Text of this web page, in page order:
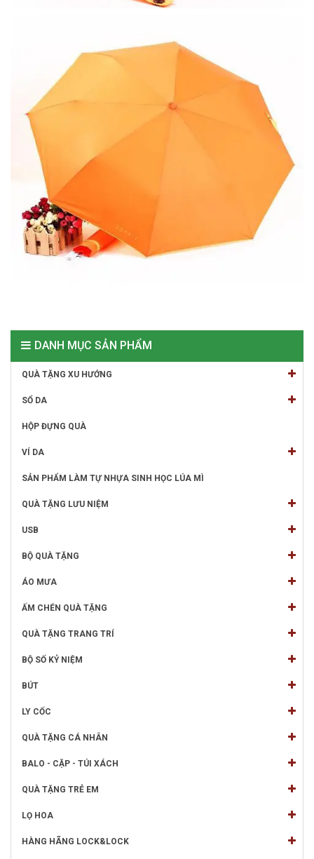
DANH MỤC SẢN PHẨM
QUÀ TẶNG XU HƯỚNG
SỔ DA
HỘP ĐỰNG QUÀ
VÍ DA
SẢN PHẨM LÀM TỰ NHỰA SINH HỌC LÚA MÌ
QUÀ TẶNG LƯU NIỆM
USB
BỘ QUÀ TẶNG
ÁO MƯA
ẤM CHÉN QUÀ TẶNG
QUÀ TẶNG TRANG TRÍ
BỘ SỐ KỶ NIỆM
BÚT
LY CỐC
QUÀ TẶNG CÁ NHÂN
BALO - CẶP - TÚI XÁCH
QUÀ TẶNG TRẺ EM
LỌ HOA
HÀNG HÃNG LOCK&LOCK